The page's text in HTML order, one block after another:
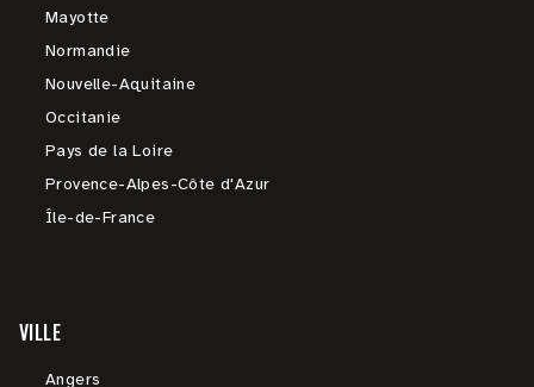
Mayotte
Normandie
Nouvelle-Aquitaine
Occitanie
Pays de la Loire
Provence-Alpes-Côte d'Azur
Île-de-France
VILLE
Angers